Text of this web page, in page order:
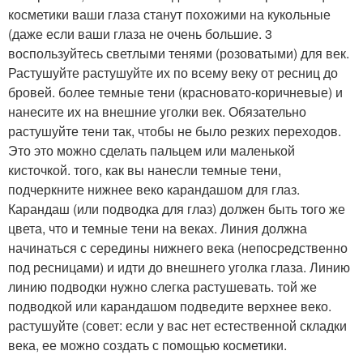
косметики ваши глаза станут похожими на кукольные
(даже если ваши глаза не очень большие. 3
воспользуйтесь светлыми тенями (розоватыми) для век.
Растушуйте растушуйте их по всему веку от ресниц до
бровей. более темные тени (красновато-коричневые) и
нанесите их на внешние уголки век. Обязательно
растушуйте тени так, чтобы не было резких переходов.
Это это можно сделать пальцем или маленькой
кисточкой. того, как вы нанесли темные тени,
подчеркните нижнее веко карандашом для глаз.
Карандаш (или подводка для глаз) должен быть того же
цвета, что и темные тени на веках. Линия должна
начинаться с середины нижнего века (непосредственно
под ресницами) и идти до внешнего уголка глаза. Линию
линию подводки нужно слегка растушевать. той же
подводкой или карандашом подведите верхнее веко.
растушуйте (совет: если у вас нет естественной складки
века, ее можно создать с помощью косметики.